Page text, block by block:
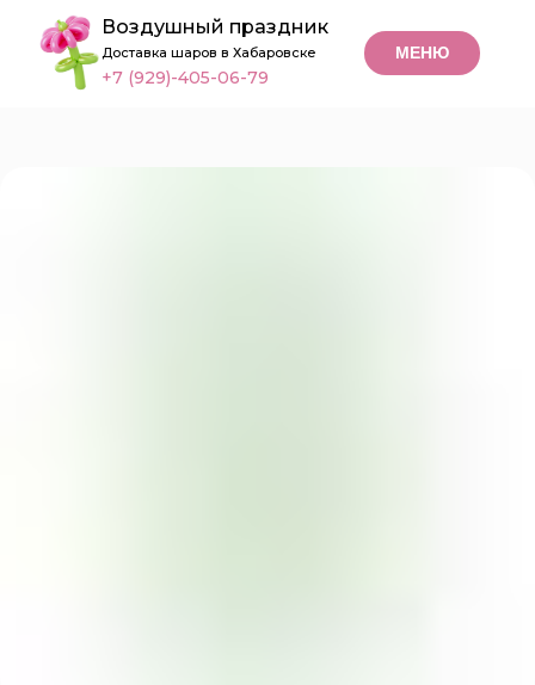
МЕНЮ
Воздушный праздник
Доставка шаров в Хабаровске
+7 (929)-405-06-79